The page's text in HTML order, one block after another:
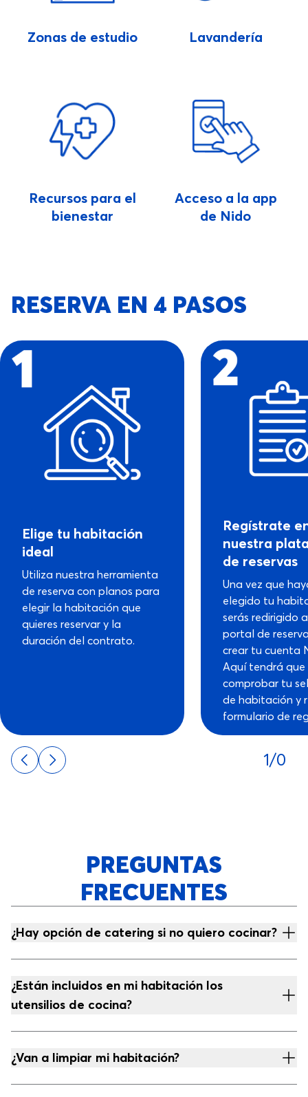
Zonas de estudio Lavandería
Recursos para el
bienestar
Acceso a la app
de Nido
RESERVA EN 4 PASOS
Elige tu habitación
ideal
Utiliza nuestra herramienta
de reserva con planos para
elegir la habitación que
quieres reservar y la
duración del contrato.
Regístrate
nuestra
de reservas
Una vez que
elegido tu
serás redirigido
portal de
crear tu cuenta
Aquí tendrá que
comprobar tu
de habitación y
formulario de
1/0
PREGUNTAS
FRECUENTES
¿Hay opción de catering si no quiero cocinar?
¿Están incluidos en mi habitación los
utensilios de cocina?
¿Van a limpiar mi habitación?